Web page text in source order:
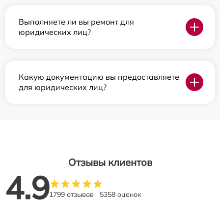
Выполняете ли вы ремонт для
юридических лиц?
Какую документацию вы предоставляете
для юридических лиц?
Отзывы клиентов
4.91799 отзывов 5358 оценок